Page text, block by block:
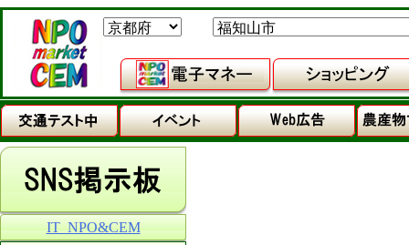
IT_NPO&CEM